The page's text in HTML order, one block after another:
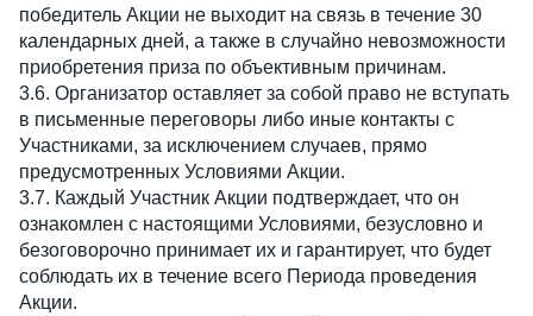
победитель Акции не выходит на связь в течение 30
календарных дней, а также в случайно невозможности
приобретения приза по объективным причинам.
3.6. Организатор оставляет за собой право не вступать
в письменные переговоры либо иные контакты с
Участниками, за исключением случаев, прямо
предусмотренных Условиями Акции.
3.7. Каждый Участник Акции подтверждает, что он
ознакомлен с настоящими Условиями, безусловно и
безоговорочно принимает их и гарантирует, что будет
соблюдать их в течение всего Периода проведения
Акции.